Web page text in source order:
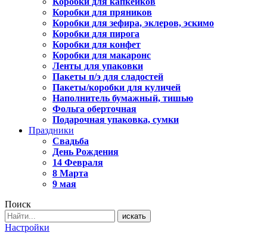
Коробки для пряников
Коробки для зефира, эклеров, эскимо
Коробки для пирога
Коробки для конфет
Коробки для макаронс
Ленты для упаковки
Пакеты п/э для сладостей
Пакеты/коробки для куличей
Наполнитель бумажный, тишью
Фольга оберточная
Подарочная упаковка, сумки
Праздники
Свадьба
День Рождения
14 Февраля
8 Марта
9 мая
Поиск
искать
Настройки